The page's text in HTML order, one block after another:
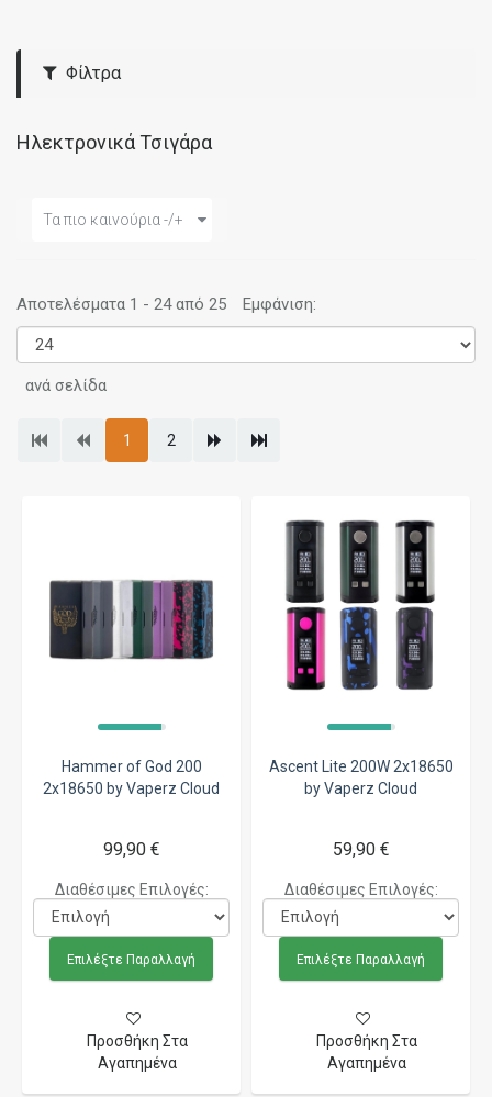
Φίλτρα
Ηλεκτρονικά Τσιγάρα
Τα πιο καινούρια -/+
Αποτελέσματα 1 - 24 από 25 Εμφάνιση:
ανά σελίδα
1 2
Hammer of God 200
2x18650 by Vaperz Cloud
99,90 €
Διαθέσιμες Επιλογές:
Επιλέξτε Παραλλαγή
Προσθήκη Στα
Αγαπημένα
Ascent Lite 200W 2x18650
by Vaperz Cloud
59,90 €
Διαθέσιμες Επιλογές:
Επιλέξτε Παραλλαγή
Προσθήκη Στα
Αγαπημένα